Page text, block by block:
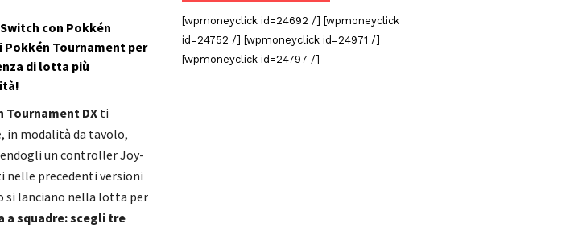
con Pokkén
Tournament per
di lotta più
Tournament DXti
in modalità da tavolo,
un controller Joy-
nelle precedenti versioni
si lanciano nella lotta per
a squadre: scegli tre
[wpmoneyclick id=24692 /] [wpmoneyclick
id=24752 /] [wpmoneyclick id=24971 /]
[wpmoneyclick id=24797 /]